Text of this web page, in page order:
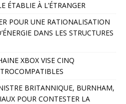
ÉTABLIE À L’ÉTRANGER
POUR UNE RATIONALISATION
DANS LES STRUCTURES
XBOX VISE CINQ
BRITANNIQUE, BURNHAM,
POUR CONTESTER LA